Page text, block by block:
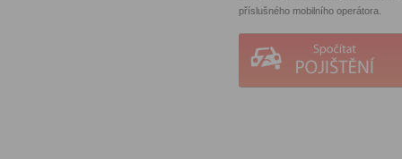
příslušného mobilního operátora.